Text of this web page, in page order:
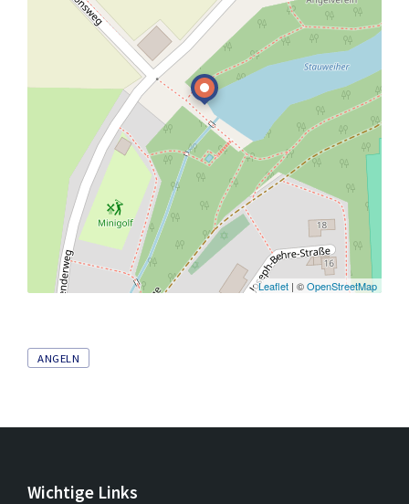
Leaflet | ©OpenStreetMap
Tags
ANGELN
Wichtige Links